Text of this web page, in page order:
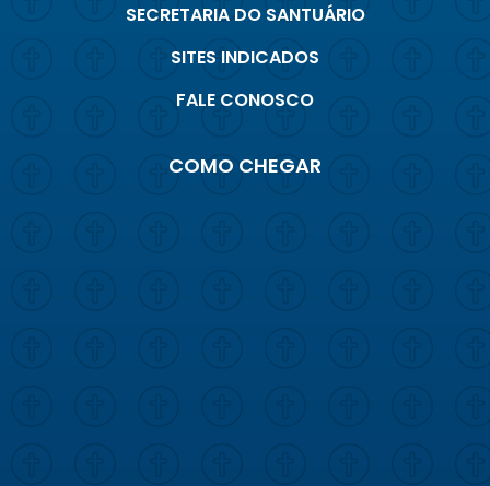
SECRETARIA DO SANTUÁRIO
SITES INDICADOS
FALE CONOSCO
COMO CHEGAR